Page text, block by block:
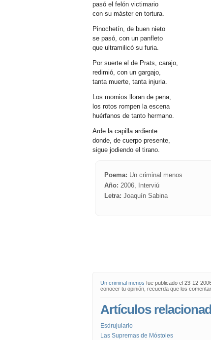
pasó el felón victimario
con su máster en tortura.
Pinochetín, de buen nieto
se pasó, con un panfleto
que ultramilicó su furia.
Por suerte el de Prats, carajo,
redimió, con un gargajo,
tanta muerte, tanta injuria.
Los momios lloran de pena,
los rotos rompen la escena
huérfanos de tanto hermano.
Arde la capilla ardiente
donde, de cuerpo presente,
sigue jodiendo el tirano.
Poema: Un criminal menos
Año: 2006, Interviú
Letra: Joaquín Sabina
Un criminal menos fue publicado el 23-12-
conocer tu opinión, recuerda que los
Artículos
Esdrujulario
Las Supremas de Móstoles